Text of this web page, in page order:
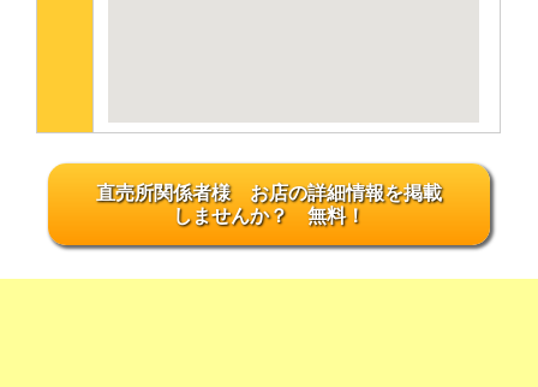
直売所関係者様 お店の詳細情報を掲載
しませんか？ 無料！